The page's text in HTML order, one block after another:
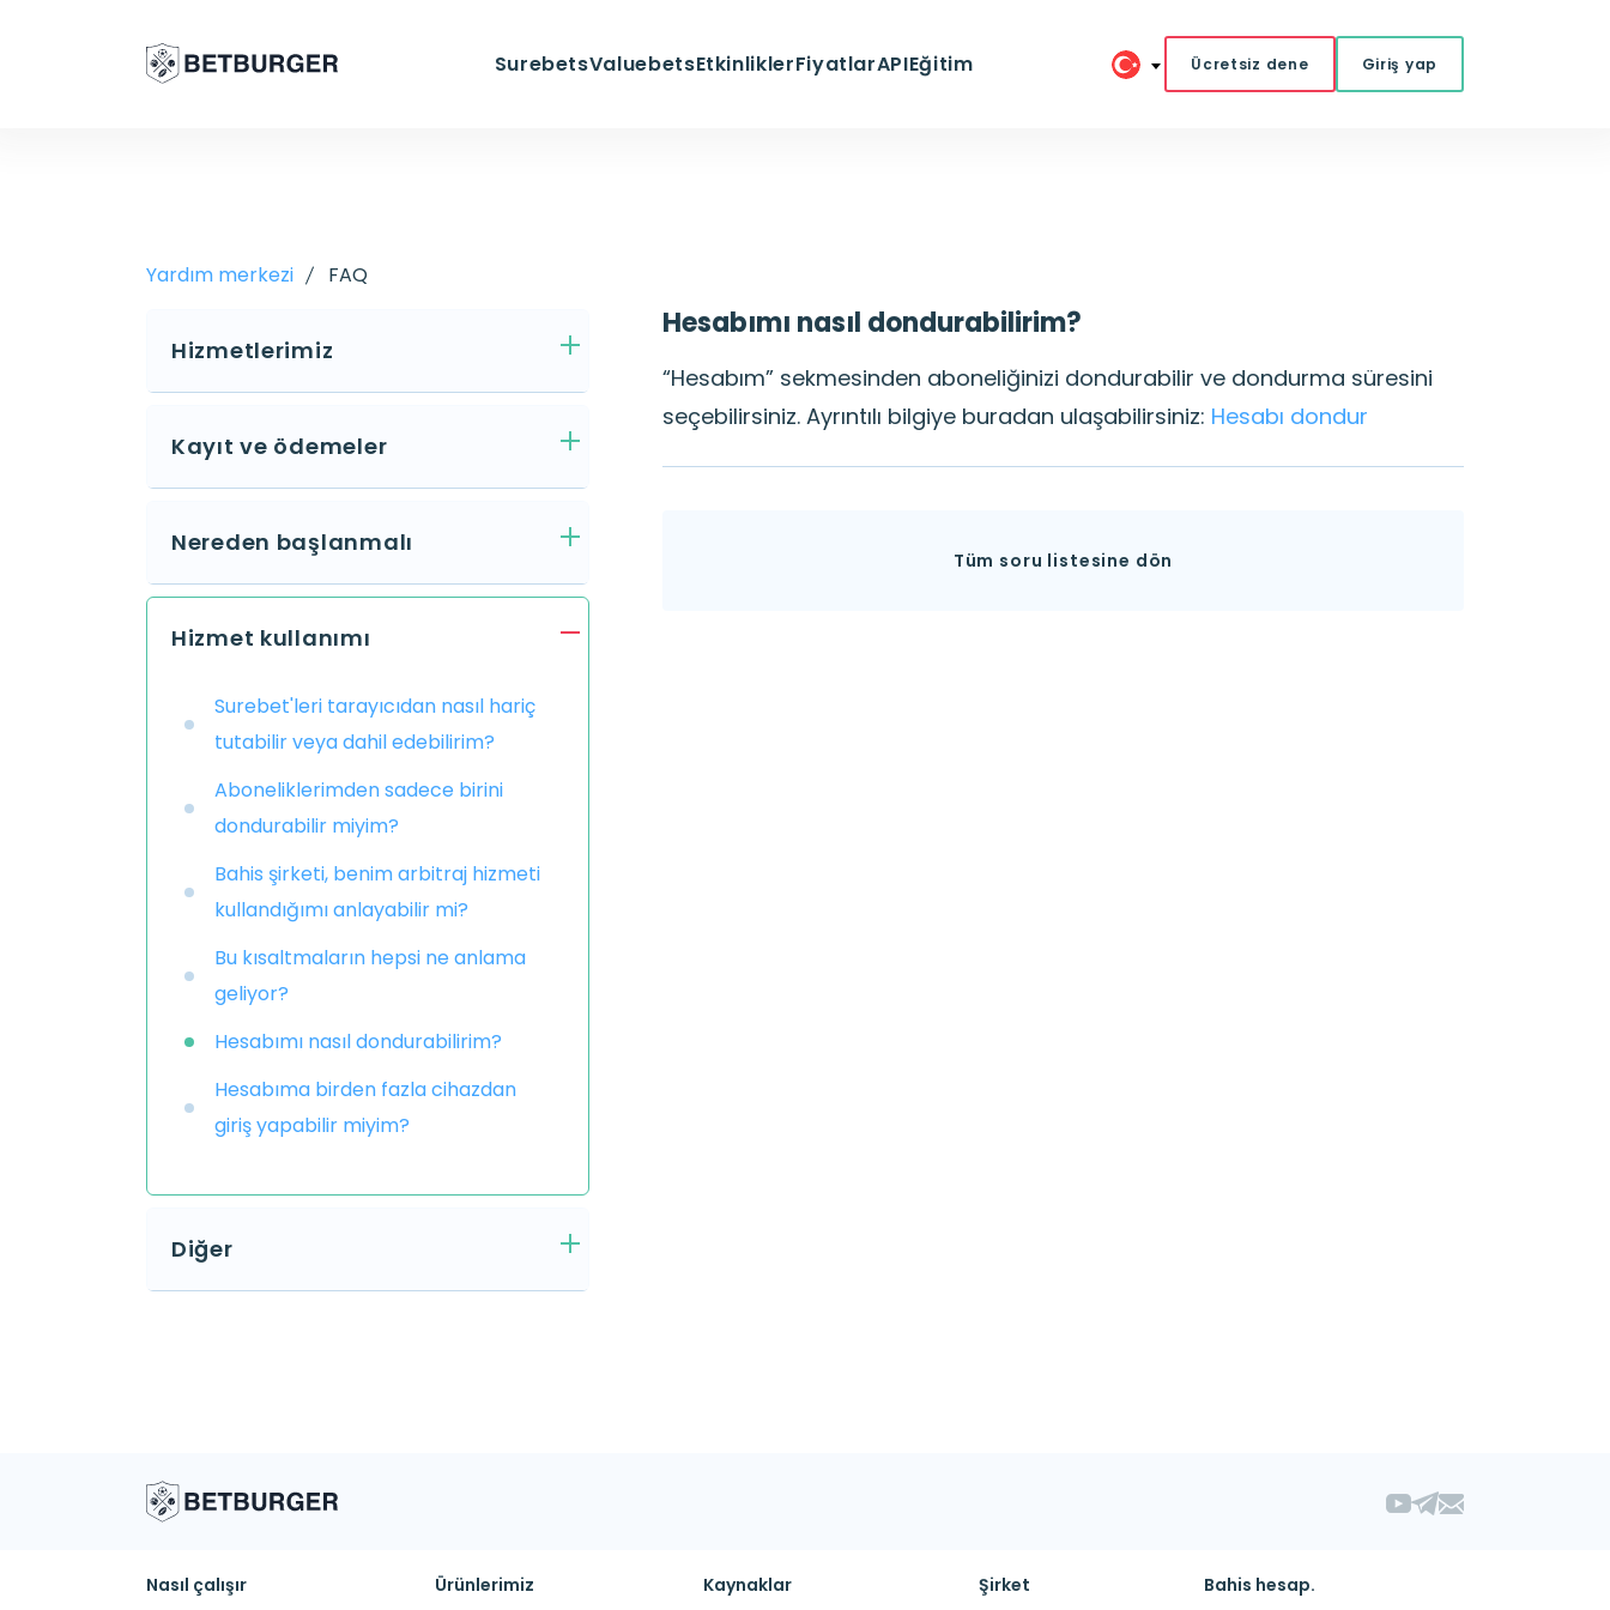
SurebetsValuebetsEtkinliklerFiyatlarAPIEğitim Ücretsiz dene Giriş yap
Yardım merkezi FAQ
Hizmetlerimiz
Kayıt ve ödemeler
Nereden başlanmalı
Hizmet kullanımı
Surebet'leri tarayıcıdan nasıl hariç
tutabilir veya dahil edebilirim?
Aboneliklerimden sadece birini
dondurabilir miyim?
Bahis şirketi, benim arbitraj hizmeti
kullandığımı anlayabilir mi?
Bu kısaltmaların hepsi ne anlama
geliyor?
Hesabımı nasıl dondurabilirim?
Hesabıma birden fazla cihazdan
giriş yapabilir miyim?
Diğer
Hesabımı nasıl dondurabilirim?
“Hesabım” sekmesinden aboneliğinizi dondurabilir ve dondurma süresini
seçebilirsiniz. Ayrıntılı bilgiye buradan ulaşabilirsiniz: Hesabı dondur
Tüm soru listesine dön
Nasıl çalışır Ürünlerimiz Kaynaklar Şirket Bahis hesap.